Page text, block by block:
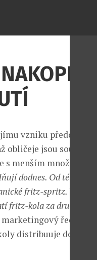
vzniku předcházelo
jsou součástí
menším množstvím
dodnes. Od té doby
fritz-spritz. Všechny
fritz-kola za druhou
ředitel
distribuuje do České